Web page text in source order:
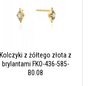
Kolczyki z żółtego złota z
brylantami FKO-436-585-
B0.08